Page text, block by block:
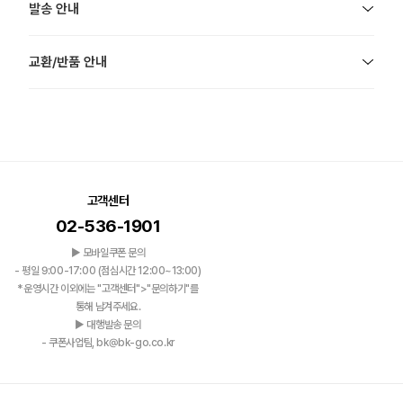
발송 안내
교환/반품 안내
고객센터
02-536-1901
▶ 모바일쿠폰 문의
- 평일 9:00-17:00 (점심시간 12:00~13:00)
*운영시간 이외에는 "고객센터">"문의하기"를
통해 남겨주세요.
▶ 대행발송 문의
- 쿠폰사업팀, bk@bk-go.co.kr